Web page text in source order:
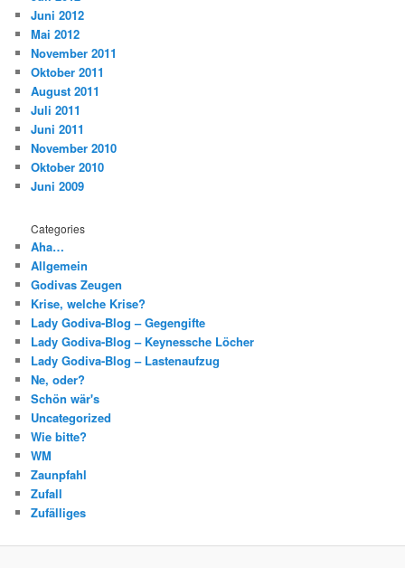
Juni 2012
Mai 2012
November 2011
Oktober 2011
August 2011
Juli 2011
Juni 2011
November 2010
Oktober 2010
Juni 2009
Categories
Aha…
Allgemein
Godivas Zeugen
Krise, welche Krise?
Lady Godiva-Blog – Gegengifte
Lady Godiva-Blog – Keynessche Löcher
Lady Godiva-Blog – Lastenaufzug
Ne, oder?
Schön wär's
Uncategorized
Wie bitte?
WM
Zaunpfahl
Zufall
Zufälliges